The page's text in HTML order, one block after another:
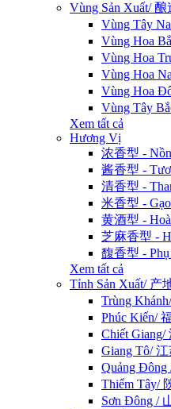
Vùng Sản Xuất/
Vùng Tây
Vùng Hoa
Vùng Hoa
Vùng Hoa
Vùng Hoa
Vùng Tây
Xem tất cả
Hương Vị
浓香型 -
酱香型 -
清香型 -
米香型 -
黄酒型 -
芝麻香型 -
馥香型 -
Xem tất cả
Tỉnh Sản Xuất/ 产
Trùng
Phúc Kiến/
Chiết Giang/
Giang Tô/
Quảng Đông
Thiểm Tây/
Sơn Đông /